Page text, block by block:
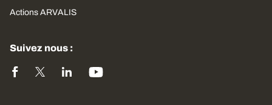
Actions ARVALIS
Suivez nous :